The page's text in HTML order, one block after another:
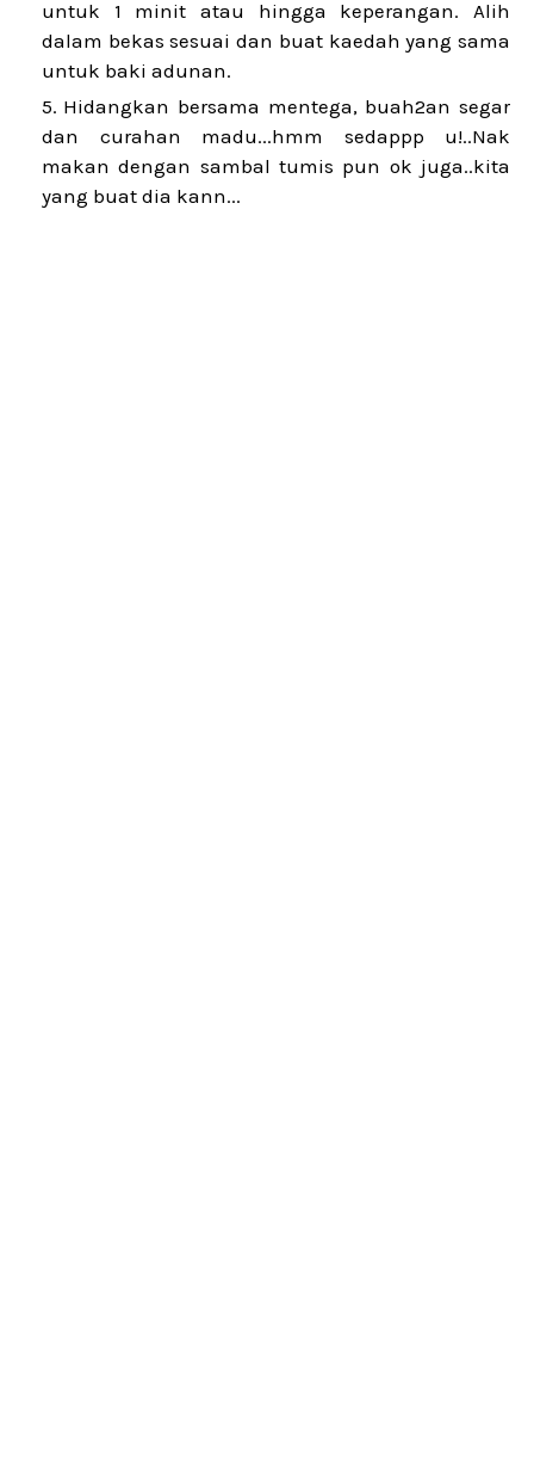
untuk 1 minit atau hingga keperangan. Alih
dalam bekas sesuai dan buat kaedah yang sama
untuk baki adunan.
Hidangkan bersama mentega, buah2an segar
dan curahan madu...hmm sedappp u!..Nak
makan dengan sambal tumis pun ok juga..kita
yang buat dia kann...